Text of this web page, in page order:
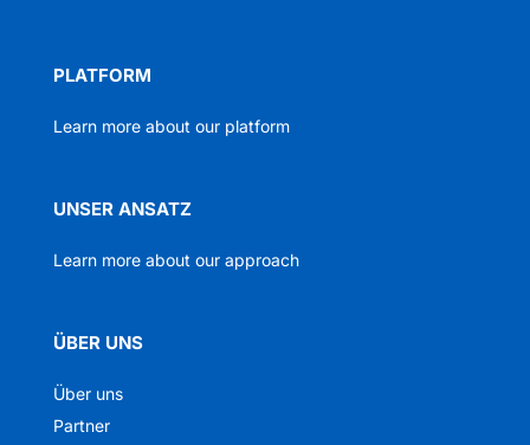
PLATFORM
Learn more about our platform
UNSER ANSATZ
Learn more about our approach
ÜBER UNS
Über uns
Partner